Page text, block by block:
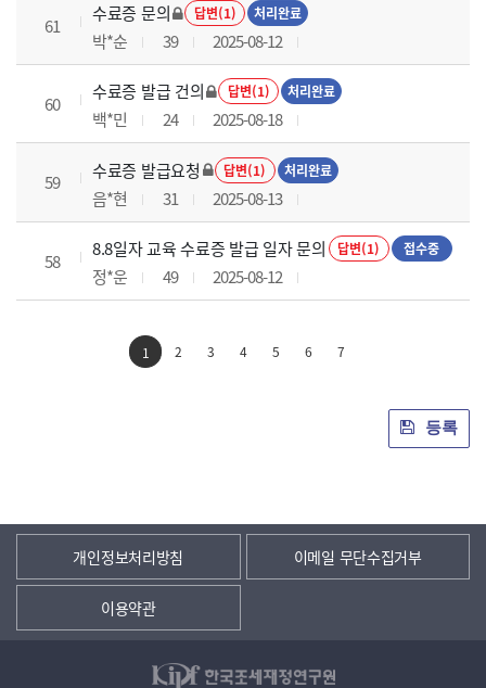
61
수료증 문의 답변(1) 처리완료
박*순 39 2025-08-12
60
수료증 발급 건의 답변(1) 처리완료
백*민 24 2025-08-18
59
수료증 발급요청 답변(1) 처리완료
음*현 31 2025-08-13
58
8.8일자 교육 수료증 발급 일자 문의 답변(1) 접수중
정*운 49 2025-08-12
1 2 3 4 5 6 7
등록
개인정보처리방침 이메일 무단수집거부
이용약관